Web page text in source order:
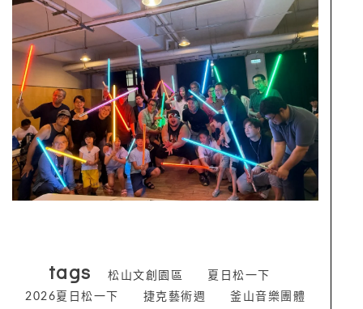
tags 松山文創園區
夏日松一下
2026夏日松一下
捷克藝術週
釜山音樂團體